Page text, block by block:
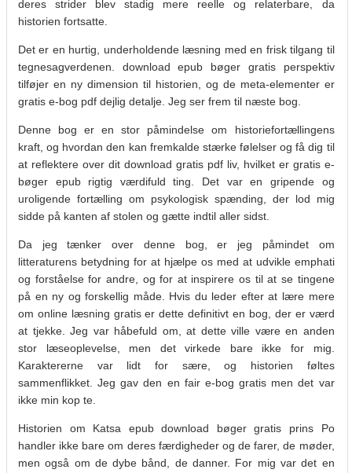
deres strider blev stadig mere reelle og relaterbare, da
historien fortsatte.
Det er en hurtig, underholdende læsning med en frisk tilgang til
tegnesagverdenen. download epub bøger gratis perspektiv
tilføjer en ny dimension til historien, og de meta-elementer er
gratis e-bog pdf dejlig detalje. Jeg ser frem til næste bog.
Denne bog er en stor påmindelse om historiefortællingens
kraft, og hvordan den kan fremkalde stærke følelser og få dig til
at reflektere over dit download gratis pdf liv, hvilket er gratis e-
bøger epub rigtig værdifuld ting. Det var en gripende og
uroligende fortælling om psykologisk spænding, der lod mig
sidde på kanten af stolen og gætte indtil aller sidst.
Da jeg tænker over denne bog, er jeg påmindet om
litteraturens betydning for at hjælpe os med at udvikle emphati
og forståelse for andre, og for at inspirere os til at se tingene
på en ny og forskellig måde. Hvis du leder efter at lære mere
om online læsning gratis er dette definitivt en bog, der er værd
at tjekke. Jeg var håbefuld om, at dette ville være en anden
stor læseoplevelse, men det virkede bare ikke for mig.
Karaktererne var lidt for sære, og historien føltes
sammenflikket. Jeg gav den en fair e-bog gratis men det var
ikke min kop te.
Historien om Katsa epub download bøger gratis prins Po
handler ikke bare om deres færdigheder og de farer, de møder,
men også om de dybe bånd, de danner. For mig var det en